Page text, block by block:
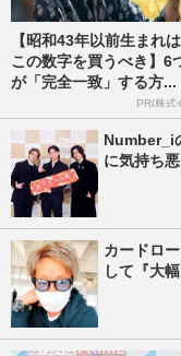
【昭和43年以前生まれ
この数字を買うべき】6
が「完全一致」する方...
PR(株式
Number_i
に気持ち
カードロ
して『大